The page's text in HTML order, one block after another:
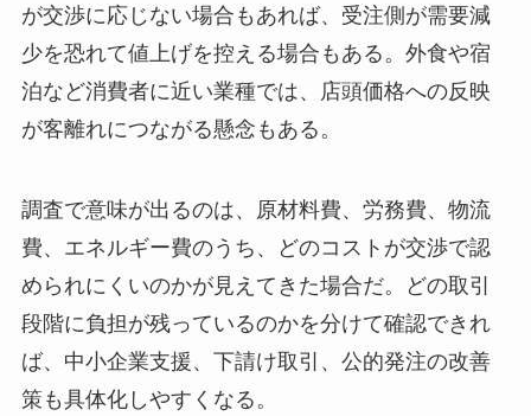
が交渉に応じない場合もあれば、受注側が需要減
少を恐れて値上げを控える場合もある。外食や宿
泊など消費者に近い業種では、店頭価格への反映
が客離れにつながる懸念もある。
調査で意味が出るのは、原材料費、労務費、物流
費、エネルギー費のうち、どのコストが交渉で認
められにくいのかが見えてきた場合だ。どの取引
段階に負担が残っているのかを分けて確認できれ
ば、中小企業支援、下請け取引、公的発注の改善
策も具体化しやすくなる。